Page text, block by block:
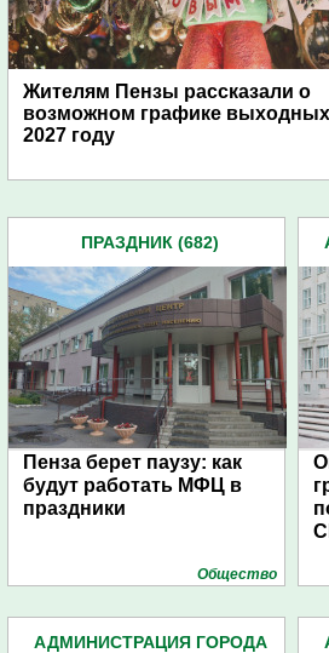
Жителям Пензы рассказали о
возможном графике
2027 году
ПРАЗДНИК (682)
Пенза берет паузу: как
будут работать МФЦ в
праздники
Общество
АДМИНИСТРАЦИЯ ГОРОДА